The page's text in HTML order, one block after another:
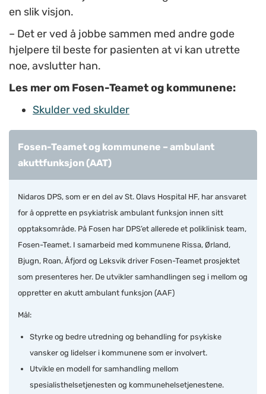
en slik visjon.
– Det er ved å jobbe sammen med andre gode
hjelpere til beste for pasienten at vi kan utrette
noe, avslutter han.
Les mer om Fosen-Teamet og kommunene:
Skulder ved skulder
Fosen-Teamet og kommunene – ambulant
akuttfunksjon (AAT)
Nidaros DPS, som er en del av St. Olavs Hospital HF, har ansvaret
for å opprette en psykiatrisk ambulant funksjon innen sitt
opptaksområde. På Fosen har DPS’et allerede et poliklinisk team,
Fosen-Teamet. I samarbeid med kommunene Rissa, Ørland,
Bjugn, Roan, Åfjord og Leksvik driver Fosen-Teamet prosjektet
som presenteres her. De utvikler samhandlingen seg i mellom og
oppretter en akutt ambulant funksjon (AAF)
Mål:
Styrke og bedre utredning og behandling for psykiske
vansker og lidelser i kommunene som er involvert.
Utvikle en modell for samhandling mellom
spesialisthelsetjenesten og kommunehelsetjenestene.